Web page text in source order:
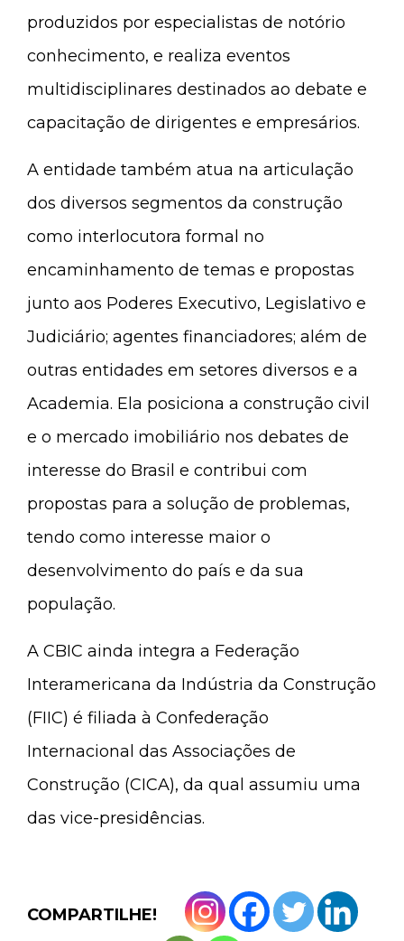
produzidos por especialistas de notório
conhecimento, e realiza eventos
multidisciplinares destinados ao debate e
capacitação de dirigentes e empresários.
A entidade também atua na articulação
dos diversos segmentos da construção
como interlocutora formal no
encaminhamento de temas e propostas
junto aos Poderes Executivo, Legislativo e
Judiciário; agentes financiadores; além de
outras entidades em setores diversos e a
Academia. Ela posiciona a construção civil
e o mercado imobiliário nos debates de
interesse do Brasil e contribui com
propostas para a solução de problemas,
tendo como interesse maior o
desenvolvimento do país e da sua
população.
A CBIC ainda integra a Federação
Interamericana da Indústria da Construção
(FIIC) é filiada à Confederação
Internacional das Associações de
Construção (CICA), da qual assumiu uma
das vice-presidências.
COMPARTILHE!